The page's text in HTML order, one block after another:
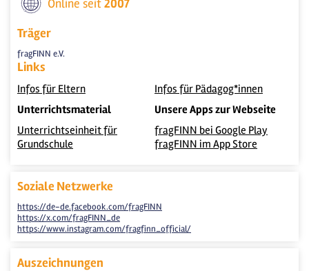
Online seit2007
Träger
fragFINN e.V.
Links
Infos für Eltern
Infos für Pädagog*innen
Unterrichtsmaterial
Unterrichtseinheit für
Grundschule
Unsere Apps zur Webseite
fragFINN bei Google Play
fragFINN im App Store
Soziale Netzwerke
https://de-de.facebook.com/fragFINN
https://x.com/fragFINN_de
https://www.instagram.com/fragfinn_official/
Auszeichnungen